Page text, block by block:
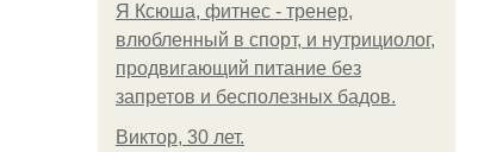
Я Ксюша, фитнес - тренер,
влюбленный в спорт, и нутрициолог,
продвигающий питание без
запретов и бесполезных бадов.
Виктор, 30 лет.